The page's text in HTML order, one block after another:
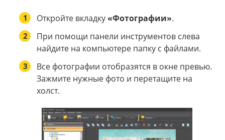
1 Откройте вкладку«Фотографии».
2
При помощи панели инструментов слева
найдите на компьютере папку с файлами.
3
Все фотографии отобразятся в окне превью.
Зажмите нужные фото и перетащите на
холст.